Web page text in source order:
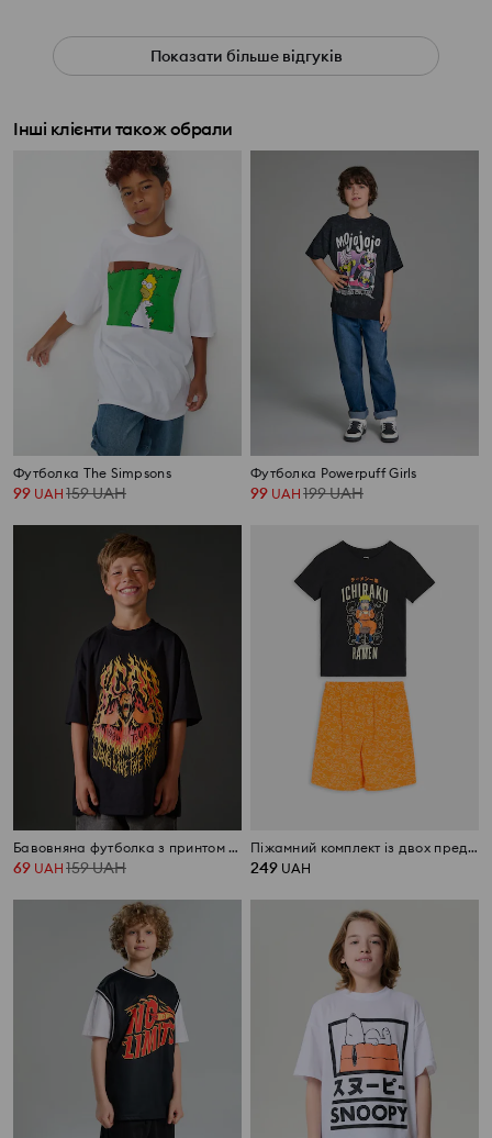
Показати більше відгуків
Інші клієнти також обрали
Футболка The Simpsons
99 UAH 159UAH
Футболка Powerpuff Girls
99 UAH 199UAH
Бавовняна футболка з принтом Lion King
69 UAH 159UAH
Піжамний комплект із двох предметів Naruto
249 UAH